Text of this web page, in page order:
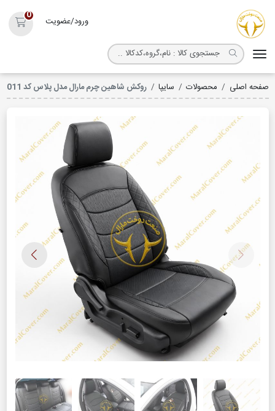
ورود/عضویت
0
صفحه اصلی محصولات سایپا روکش شاهین چرم مارال مدل پلاس کد 5011